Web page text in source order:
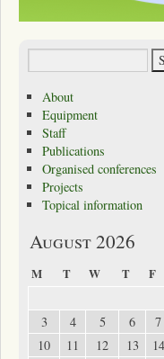
About
Equipment
Staff
Publications
Organised conferences
Projects
Topical information
August 2026
M T W T F
3
4 5 6 7
10
11 12 13 14